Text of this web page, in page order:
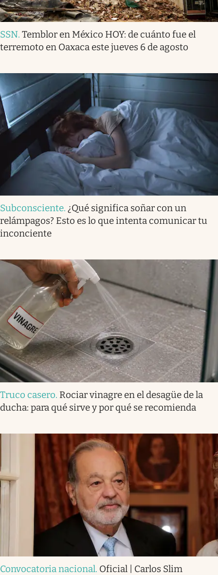
SSN. Temblor en México HOY: de cuánto fue el
terremoto en Oaxaca este jueves 6 de agosto
Subconsciente. ¿Qué significa soñar con un
relámpagos? Esto es lo que intenta comunicar tu
inconciente
Truco casero. Rociar vinagre en el desagüe de la
ducha: para qué sirve y por qué se recomienda
Convocatoria nacional. Oficial | Carlos Slim